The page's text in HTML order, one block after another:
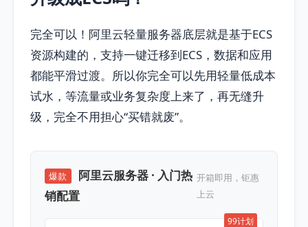
完全可以！阿里云轻量服务器底层就是基于ECS
资源构建的，支持一键迁移到ECS，数据和应用
都能平滑过渡。所以你完全可以先用轻量低成本
试水，等流量或业务复杂度上来了，再无缝升
级，完全不用担心“买错就废”。
爆款
阿里云服务器 · 入门热
销配置
开箱即用，钜惠
上云
99计划